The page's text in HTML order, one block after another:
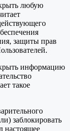
любую
защиты прав
информацию
такое
заблокировать
настоящее